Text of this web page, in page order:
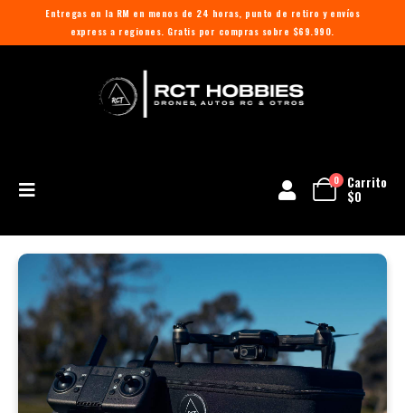
Entregas en la RM en menos de 24 horas, punto de retiro y envíos
express a regiones. Gratis por compras sobre $69.990.
0 Carrito
$0